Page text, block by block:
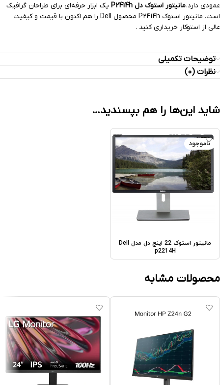
عمودی دارد.مانیتور استوک دل P2414h
یک ابزار حرفه‌ای برای طراحان گرافیک
است. مانیتور استوک P2414h محصول Dell را هم اکنون با قیمت و کیفیت
عالی از استوکار خریداری کنید .
توضیحات تکمیلی
نظرات (0)
شاید این‌ها را هم بپسندید…
ناموجود
مانیتور استوک 22 اینچ دل مدل Dell
p2214H
محصولات مشابه